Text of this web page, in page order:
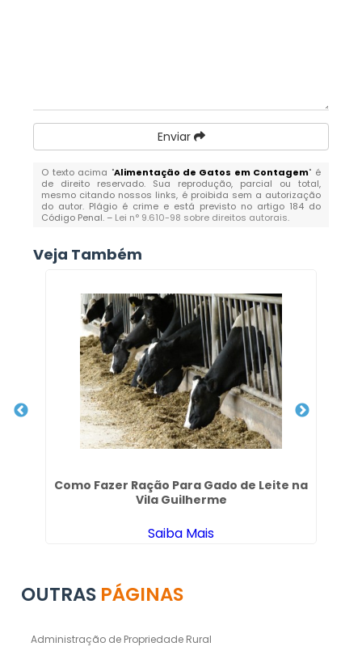
Enviar
O texto acima "Alimentação de Gatos em Contagem" é
de direito reservado. Sua reprodução, parcial ou total,
mesmo citando nossos links, é proibida sem a autorização
do autor. Plágio é crime e está previsto no artigo 184 do
Código Penal. – Lei n° 9.610-98 sobre direitos autorais.
Veja Também
Como Fazer Ração Para Gado de Leite na
Vila Guilherme
Saiba Mais
OUTRAS PÁGINAS
Administração de Propriedade Rural